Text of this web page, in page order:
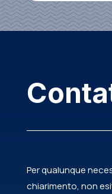
Per qualunque
chiarimento, non